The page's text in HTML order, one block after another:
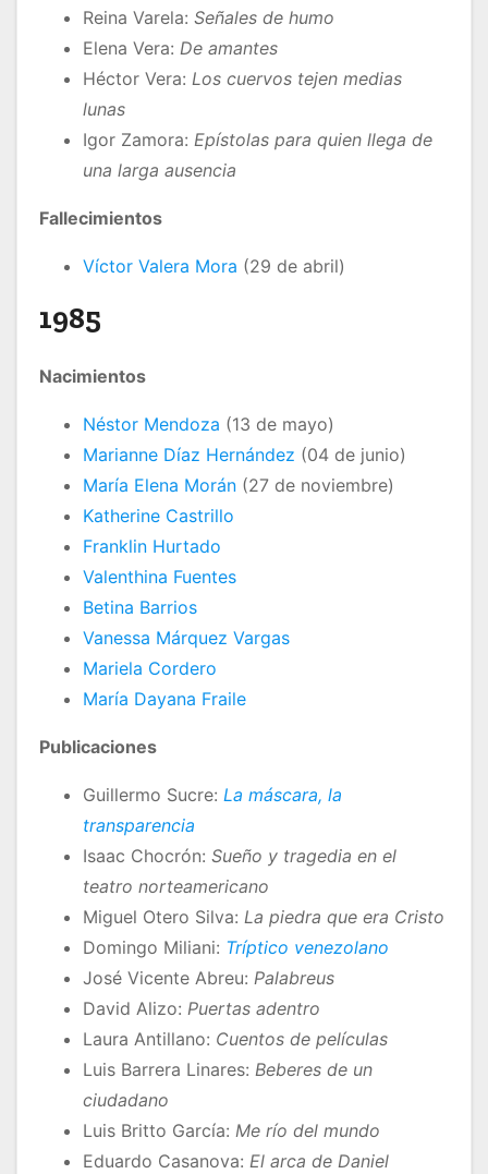
Reina Varela: Señales de humo
Elena Vera: De amantes
Héctor Vera: Los cuervos tejen medias
lunas
Igor Zamora: Epístolas para quien llega de
una larga ausencia
Fallecimientos
Víctor Valera Mora (29 de abril)
1985
Nacimientos
Néstor Mendoza (13 de mayo)
Marianne Díaz Hernández (04 de junio)
María Elena Morán (27 de noviembre)
Katherine Castrillo
Franklin Hurtado
Valenthina Fuentes
Betina Barrios
Vanessa Márquez Vargas
Mariela Cordero
María Dayana Fraile
Publicaciones
Guillermo Sucre: La máscara, la
transparencia
Isaac Chocrón: Sueño y tragedia en el
teatro norteamericano
Miguel Otero Silva: La piedra que era Cristo
Domingo Miliani: Tríptico venezolano
José Vicente Abreu: Palabreus
David Alizo: Puertas adentro
Laura Antillano: Cuentos de películas
Luis Barrera Linares: Beberes de un
ciudadano
Luis Britto García: Me río del mundo
Eduardo Casanova: El arca de Daniel